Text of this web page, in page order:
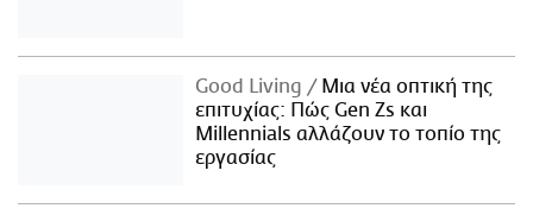
Good Living
Μια νέα οπτική της
επιτυχίας: Πώς Gen Zs και
Millennials αλλάζουν το τοπίο της
εργασίας